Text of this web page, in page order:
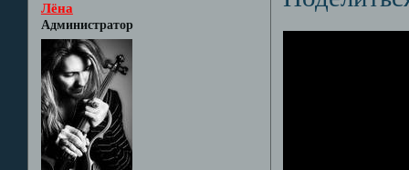
Лёна
Администратор